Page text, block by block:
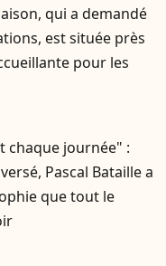
qui a demandé
est située près
pour les
chaque journée" :
Pascal Bataille a
que tout le